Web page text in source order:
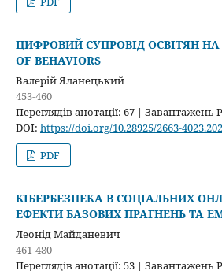
ЦИФРОВИЙ СУПРОВІД ОСВІТЯН НА
OF BEHAVIORS
Валерій Яланецький
453-460
Переглядів анотації: 67 | Завантажень
DOI: https://doi.org/10.28925/2663-
PDF
КІБЕРБЕЗПЕКА В СОЦІАЛЬНИХ
ЕФЕКТИ БАЗОВИХ ПРАГНЕНЬ ТА
Леонід Майданевич
461-480
Переглядів анотації: 53 | Завантажень